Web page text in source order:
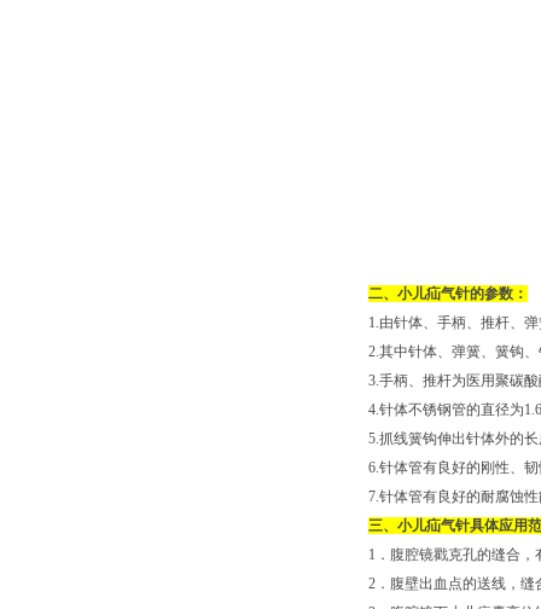
二、小儿疝气针的参数：
1.由针体、手柄、推杆、
2.其中针体、弹簧、簧钩
3.手柄、推杆为医用聚碳
4.针体不锈钢管的直径为
5.抓线簧钩伸出针体外的
6.针体管有良好的刚性、
7.针体管有良好的耐腐蚀
三、小儿疝气针具体应用
1．腹腔镜戳克孔的缝合
2．腹壁出血点的送线，